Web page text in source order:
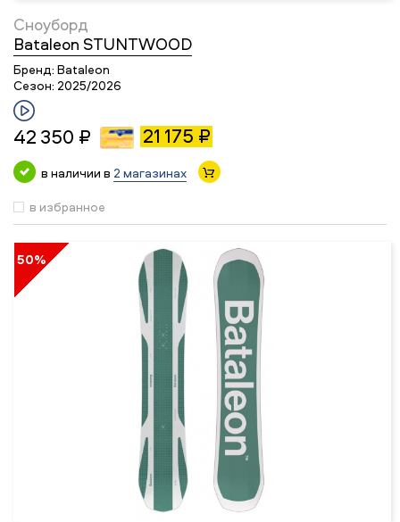
Сноуборд
Bataleon STUNTWOOD
Бренд: Bataleon
Сезон: 2025/2026
42 350 ₽ 21 175 ₽
в наличии в 2 магазинах
в избранное
50%